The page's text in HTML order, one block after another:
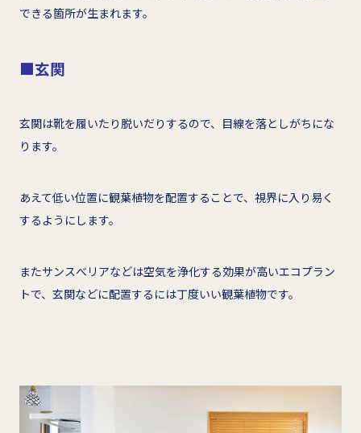
できる箇所が生まれます。
■玄関
玄関は靴を履いたり脱いだりするので、目線を落としがちにな
ります。
あえて低い位置に観葉植物を配置することで、視界に入り易く
するようにします。
またサンスべリアなどは空気を浄化する効果が高いエコプラン
トで、玄関などに配置するには丁度いい観葉植物です。